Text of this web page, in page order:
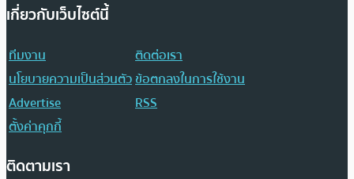
เกี่ยวกับเว็บไซต์นี้
ทีมงาน
ติดต่อเรา
นโยบายความเป็นส่วนตัวข้อตกลงในการใช้งาน
Advertise
RSS
ตั้งค่าคุกกี้
ติดตามเรา